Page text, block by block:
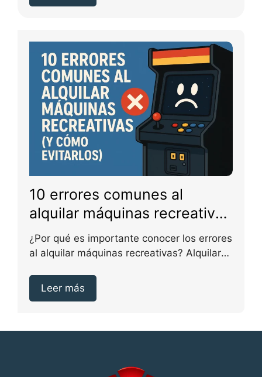
10 errores comunes al
alquilar máquinas recreativas
(y cómo evitarlos)
¿Por qué es importante conocer los errores
al alquilar máquinas recreativas? Alquilar
Leer más